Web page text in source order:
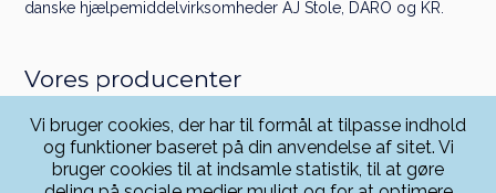
danske hjælpe­middel­virksomhederAJ Stole DARO og KR
Vores producenter
Greiner
Physionova
Rollz
Vi bruger cookies, der har til formål at tilpasse indhold
og funktioner baseret på din anvendelse af sitet. Vi
bruger cookies til at indsamle statistik, til at gøre